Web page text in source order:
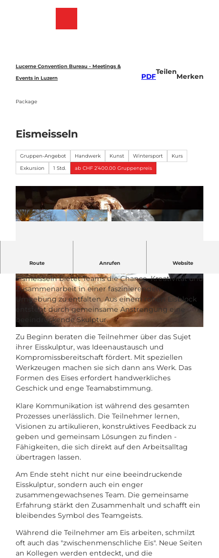
Lucerne Convention Bureau - Meetings &
Events in Luzern
Package
PDF
Teilen
Merken
Eismeisseln
Gruppen-Angebot Handwerk Kunst Wintersport
Kurs
Exkursion
1 Std. ab CHF 2’400.00 Gruppenpreis
© eventerlebnis GmbH |CC-BY-NC-ND
© KaeC'sImages - stock.adobe.com |
Route Anrufen Website
Eismeisseln: Formen Sie Teamgeist aus Frost!
Eismeisseln bietet Teams die Chance, Kreativität und
Zusammenarbeit in einer faszinierenden
Umgebung zu entfalten. Aus einem rohen Eisblock
entsteht durch gemeinsame Anstrengung eine
beeindruckende Skulptur.
Zu Beginn beraten die Teilnehmer über das Sujet
ihrer Eisskulptur, was Ideenaustausch und
Kompromissbereitschaft fördert. Mit speziellen
Werkzeugen machen sie sich dann ans Werk. Das
Formen des Eises erfordert handwerkliches
Geschick und enge Teamabstimmung.
Klare Kommunikation ist während des gesamten
Prozesses unerlässlich. Die Teilnehmer lernen,
Visionen zu artikulieren, konstruktives Feedback zu
geben und gemeinsam Lösungen zu finden -
Fähigkeiten, die sich direkt auf den Arbeitsalltag
übertragen lassen.
Am Ende steht nicht nur eine beeindruckende
Eisskulptur, sondern auch ein enger
zusammengewachsenes Team. Die gemeinsame
Erfahrung stärkt den Zusammenhalt und schafft ein
bleibendes Symbol des Teamgeists.
Während die Teilnehmer am Eis arbeiten, schmilzt
oft auch das "zwischenmenschliche Eis". Neue Seiten
an Kollegen werden entdeckt, und die